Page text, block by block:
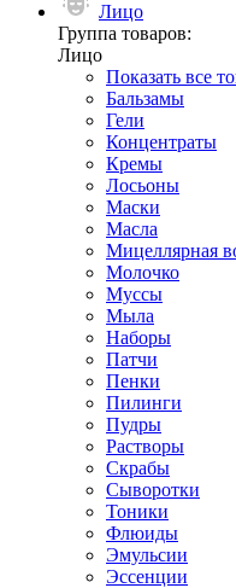
Лицо
Группа товаров:
Лицо
Показать все
Бальзамы
Гели
Концентраты
Кремы
Лосьоны
Маски
Масла
Мицеллярная
Молочко
Муссы
Мыла
Наборы
Патчи
Пенки
Пилинги
Пудры
Растворы
Скрабы
Сыворотки
Тоники
Флюиды
Эмульсии
Эссенции